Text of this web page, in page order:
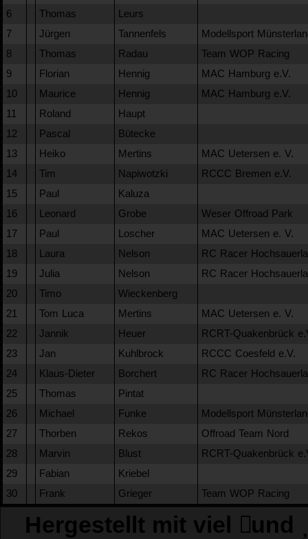
6
Thomas
Leurs
7
Jürgen Tannenfels
Modellsport
8
Thomas Radau
Team WOP Racing
9
Florian Hennig
MAC Hamburg e.V.
10
Maurice Hennig
MAC Hamburg e.V.
11
Roland
Haupt
12
Pascal
Bütecke
13
Heiko Mertins
MAC Uetersen e. V.
14
Tim Napiwotzki
RCCC Bremen e.V.
15
Paul
Kaluza
16
Leonard Grobe
Weser Offroad Park
17
Paul Loscher
MAC Uetersen e. V.
18
Laura Nelson
RC Racer
19
Julia Nelson
RC Racer
20
Timo
Wieckenberg
21
Tom Luca Mertins
MAC Uetersen e. V.
22
Jannik Heuer
RCRT-Quakenbrück
23
Jan Kuhlbrock
RCCC Coesfeld e.V.
24
Klaus-Dieter Borchert
RC Racer
25
Thomas
Pintat
26
Michael Funke
Modellsport
27
Thorben Rekos
Offroad Team Nord
28
Marvin Blust
RCRT-Quakenbrück
29
Fabian
Kriebel
30
Frank Grieger Team WOP Racing
Hergestellt mit viel und